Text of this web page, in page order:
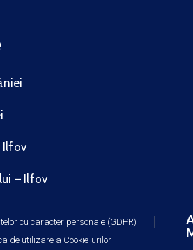
Ilfov
– Ilfov
cu caracter personale (GDPR)
de utilizare a Cookie-urilor